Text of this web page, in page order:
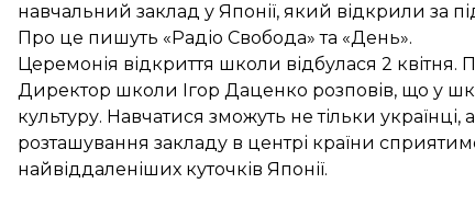
навчальний заклад у Японії, який відкрили за
Про це пишуть «Радіо Свобода» та «День».
Церемонія відкриття школи відбулася 2
Директор школи Ігор Даценко розповів, що у
культуру. Навчатися зможуть не тільки українці,
розташування закладу в центрі країни
найвіддаленіших куточків Японії.